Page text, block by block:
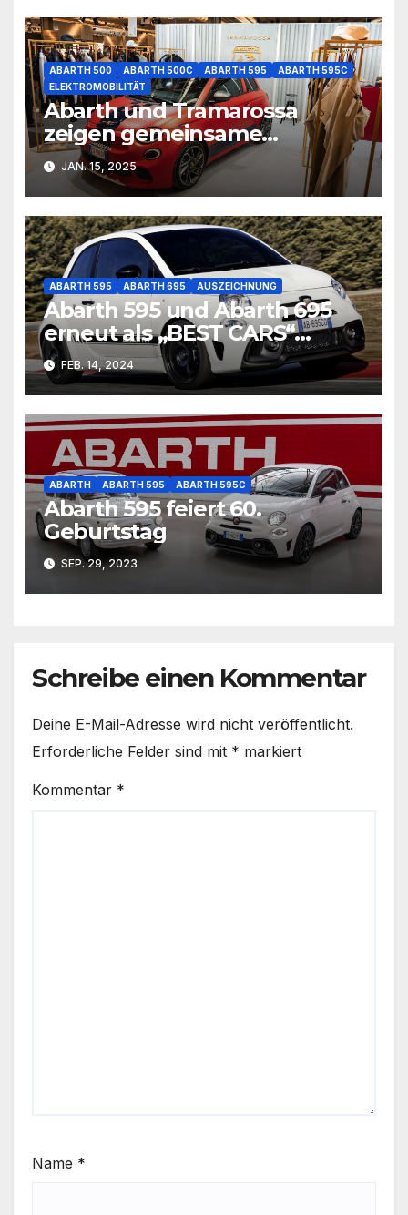
ABARTH 500 ABARTH 500C ABARTH 595
ABARTH 595C
ELEKTROMOBILITÄT
Abarth und Tramarossa
zeigen gemeinsame
Kollektion
JAN. 15, 2025
ABARTH 595 ABARTH 695 AUSZEICHNUNG
Abarth 595 und Abarth 695
erneut als „BEST CARS“
ausgezeichnet
FEB. 14, 2024
ABARTH ABARTH 595 ABARTH 595C
Abarth 595 feiert 60.
Geburtstag
SEP. 29, 2023
Schreibe einen Kommentar
Deine E-Mail-Adresse wird nicht veröffentlicht.
Erforderliche Felder sind mit * markiert
Kommentar *
Name *